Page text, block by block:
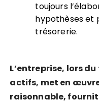
toujours
hypothèses et
trésorerie.
L’entreprise, lors
actifs, met en
raisonnable,